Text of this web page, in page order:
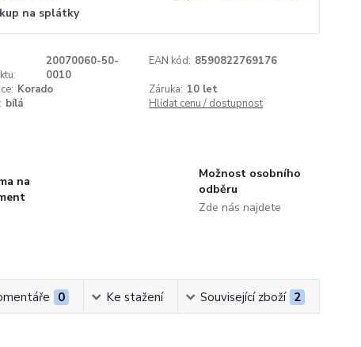
na splátky
20070060-50-
0010
EAN kód: 8590822769176
Korado Záruka: 10 let
bílá Hlídat cenu / dostupnost
na
Možnost osobního
odběru
Zde nás najdete
0 Ke stažení Související zboží 2